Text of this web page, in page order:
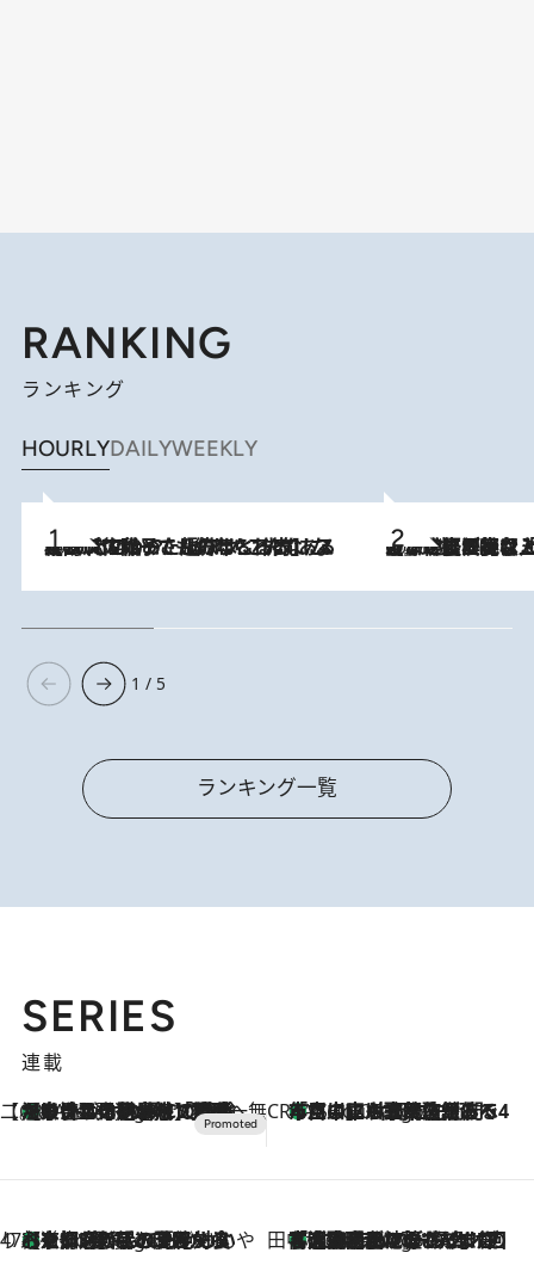
RANKING
ランキング
HOURLYDAILYWEEKLY
2026.8.5
【阿川佐和子さんの年とる力】なぜ70代で始めた趣味は“こんなに楽しい”のか？ ピアノ、俳句…スランプに陥っても続けられる“ある秘訣”とは 2026.8.5
【なぜ吉沢亮は「気配を消せる」のか？】興行収入208億の『国宝』を経て挑むミュージカル『ディア・エヴァン・ハンセン』。トップ俳優が舞台上でさらけ出した“孤独”とは
1 / 5
ランキング一覧
SERIES
連載
【CREA×星野リゾート】唯一無二。癒しと発見が待つ場所へ
2 Hours Ago
【トンボの足水浴】ヒノキの香りに包まれて涼感マックス！約13℃の湧水かけ流しを避暑地「星野温泉 トンボの湯」で体験 CREA'S CHOICE
4 Hours Ago
「立川にも歌舞伎があるんだよ」 片岡仁左衛門・市川中車ら豪華座組みで4年目の立川立飛歌舞伎へ
47都道府県の手みやげ ひんやりスイーツで夏を満喫
4 Hours Ago
【京都府】この夏絶対食べたい 冷やしておいしいおやつ3選 ひと口目から心を掴む新緑のテリーヌ 田中稲の勝手に再ブーム
9 Hours Ago
「湘南乃風に憧れて」観客大盛上がりの“タオル回し”に、ラッパー顔負けの高速歌唱まで…さだまさし（74）のアグレッシブすぎる現在地